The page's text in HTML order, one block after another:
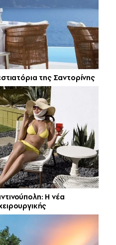
της Σαντορίνης
Η νέα